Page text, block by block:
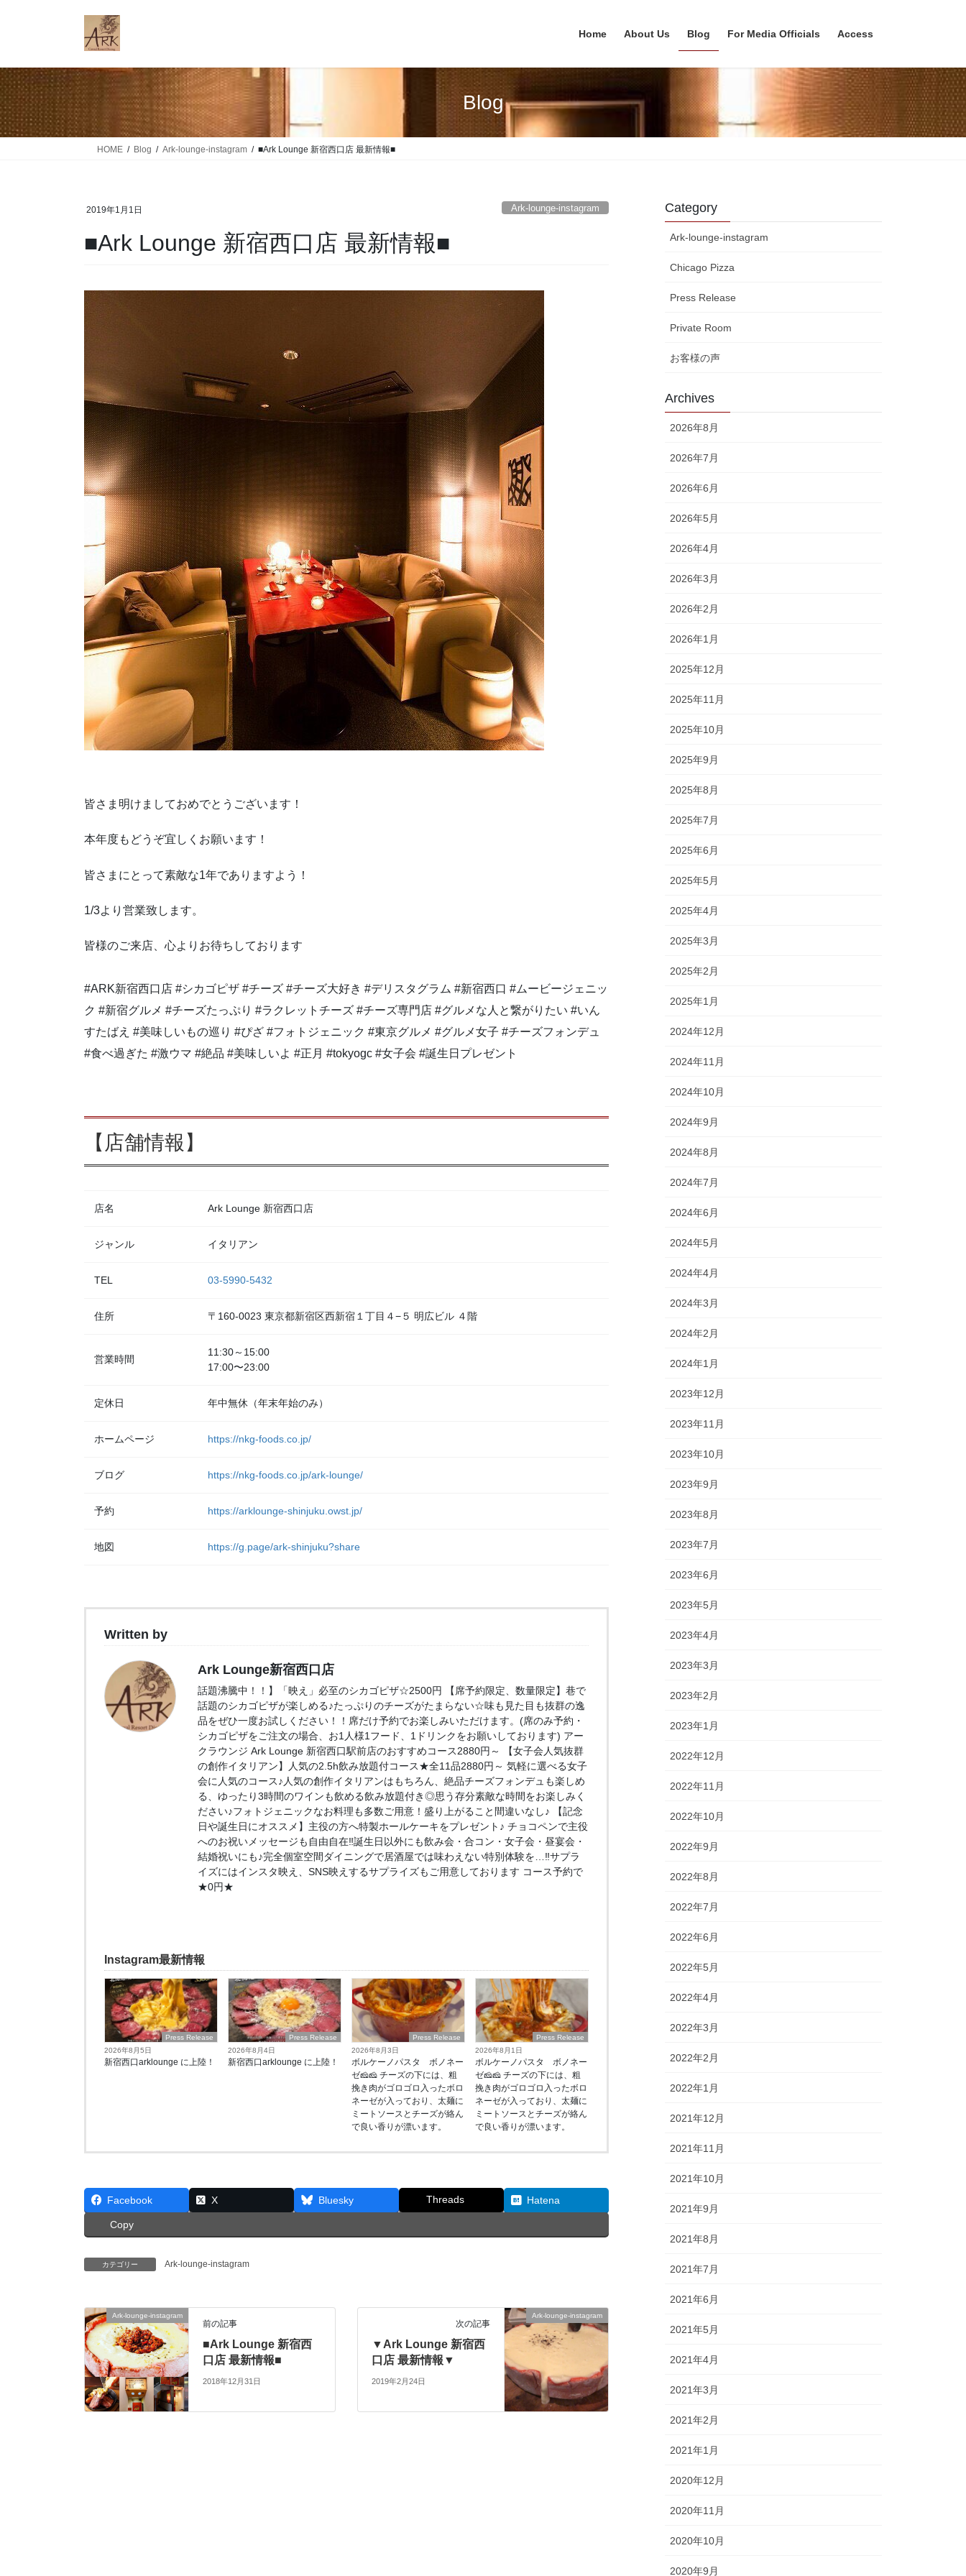
ツ
に
移
動
シ
ョ
ン
に
Home About Us Blog For Media Officials Access
Blog
HOME Blog Ark-lounge-instagram ■Ark Lounge 新宿西口店 最新情報■
2019年1月1日 Ark-lounge-instagram
■Ark Lounge 新宿西口店 最新情報■
皆さま明けましておめでとうございます！
本年度もどうぞ宜しくお願います！
皆さまにとって素敵な1年でありますよう！
1/3より営業致します。
皆様のご来店、心よりお待ちしております
#ARK新宿西口店 #シカゴピザ #チーズ #チーズ大好き #デリスタグラム #新宿西口 #ムービージェニッ
ク #新宿グルメ #チーズたっぷり #ラクレットチーズ #チーズ専門店 #グルメな人と繋がりたい #いん
すたばえ #美味しいもの巡り #ぴざ #フォトジェニック #東京グルメ #グルメ女子 #チーズフォンデュ
#食べ過ぎた #激ウマ #絶品 #美味しいよ #正月 #tokyogc #女子会 #誕生日プレゼント
【店舗情報】
店名 Ark Lounge 新宿西口店
ジャンル イタリアン
TEL 03-5990-5432
住所 〒160-0023 東京都新宿区西新宿１丁目４−５ 明広ビル ４階
営業時間
11:30～15:00
17:00〜23:00
定休日 年中無休（年末年始のみ）
ホームページ https://nkg-foods.co.jp/
ブログ https://nkg-foods.co.jp/ark-lounge/
予約 https://arklounge-shinjuku.owst.jp/
地図 https://g.page/ark-shinjuku?share
Written by
Ark Lounge新宿西口店
話題沸騰中！！】「映え」必至のシカゴピザ☆2500円 【席予約限定、数量限定】巷で
話題のシカゴピザが楽しめる♪たっぷりのチーズがたまらない☆味も見た目も抜群の逸
品をぜひ一度お試しください！！席だけ予約でお楽しみいただけます。(席のみ予約・
シカゴピザをご注文の場合、お1人様1フード、1ドリンクをお願いしております) アー
クラウンジ Ark Lounge 新宿西口駅前店のおすすめコース2880円～ 【女子会人気抜群
の創作イタリアン】人気の2.5h飲み放題付コース★全11品2880円～ 気軽に選べる女子
会に人気のコース♪人気の創作イタリアンはもちろん、絶品チーズフォンデュも楽しめ
る、ゆったり3時間のワインも飲める飲み放題付き◎思う存分素敵な時間をお楽しみく
ださい♪フォトジェニックなお料理も多数ご用意！盛り上がること間違いなし♪ 【記念
日や誕生日にオススメ】主役の方へ特製ホールケーキをプレゼント♪ チョコペンで主役
へのお祝いメッセージも自由自在‼誕生日以外にも飲み会・合コン・女子会・昼宴会・
結婚祝いにも♪完全個室空間ダイニングで居酒屋では味わえない特別体験を…‼サプラ
イズにはインスタ映え、SNS映えするサプライズもご用意しております コース予約で
★0円★
Instagram最新情報
Press Release
2026年8月5日
新宿西口arklounge に上陸！
Press Release
2026年8月4日
新宿西口arklounge に上陸！
Press Release
2026年8月3日
ボルケーノパスタ ボノネー
ゼ🧀🧀 チーズの下には、粗
挽き肉がゴロゴロ入ったボロ
ネーゼが入っており、太麺に
ミートソースとチーズが絡ん
で良い香りが漂います。
Press Release
2026年8月1日
ボルケーノパスタ ボノネー
ゼ🧀🧀 チーズの下には、粗
挽き肉がゴロゴロ入ったボロ
ネーゼが入っており、太麺に
ミートソースとチーズが絡ん
で良い香りが漂います。
Facebook X Bluesky Threads Hatena
Copy
カテゴリー Ark-lounge-instagram
Ark-lounge-instagram
前の記事
■Ark Lounge 新宿西
口店 最新情報■
2018年12月31日
Ark-lounge-instagram
次の記事
▼Ark Lounge 新宿西
口店 最新情報▼
2019年2月24日
Category
Ark-lounge-instagram
Chicago Pizza
Press Release
Private Room
お客様の声
Archives
2026年8月
2026年7月
2026年6月
2026年5月
2026年4月
2026年3月
2026年2月
2026年1月
2025年12月
2025年11月
2025年10月
2025年9月
2025年8月
2025年7月
2025年6月
2025年5月
2025年4月
2025年3月
2025年2月
2025年1月
2024年12月
2024年11月
2024年10月
2024年9月
2024年8月
2024年7月
2024年6月
2024年5月
2024年4月
2024年3月
2024年2月
2024年1月
2023年12月
2023年11月
2023年10月
2023年9月
2023年8月
2023年7月
2023年6月
2023年5月
2023年4月
2023年3月
2023年2月
2023年1月
2022年12月
2022年11月
2022年10月
2022年9月
2022年8月
2022年7月
2022年6月
2022年5月
2022年4月
2022年3月
2022年2月
2022年1月
2021年12月
2021年11月
2021年10月
2021年9月
2021年8月
2021年7月
2021年6月
2021年5月
2021年4月
2021年3月
2021年2月
2021年1月
2020年12月
2020年11月
2020年10月
2020年9月